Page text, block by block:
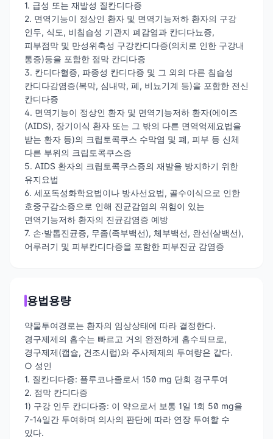
1. 급성 또는 재발성 질칸디다증
2. 면역기능이 정상인 환자 및 면역기능저하 환자의 구강
인두, 식도, 비침습성 기관지 폐감염과 칸디다뇨증,
피부점막 및 만성위축성 구강칸디다증(의치로 인한 구강내
통증)등을 포함한 점막 칸디다증
3. 칸디다혈증, 파종성 칸디다증 및 그 외의 다른 침습성
칸디다감염증(복막, 심내막, 폐, 비뇨기계 등)을 포함한 전신
칸디다증
4. 면역기능이 정상인 환자 및 면역기능저하 환자(에이즈
(AIDS), 장기이식 환자 또는 그 밖의 다른 면역억제요법을
받는 환자 등)의 크립토콕쿠스 수막염 및 폐, 피부 등 신체
다른 부위의 크립토콕쿠스증
5. AIDS 환자의 크립토콕쿠스증의 재발을 방지하기 위한
유지요법
6. 세포독성화학요법이나 방사선요법, 골수이식으로 인한
호중구감소증으로 인해 진균감염의 위험이 있는
면역기능저하 환자의 진균감염증 예방
7. 손·발톱진균증, 무좀(족부백선), 체부백선, 완선(샅백선),
어루러기 및 피부칸디다증을 포함한 피부진균 감염증
용법용량
약물투여경로는 환자의 임상상태에 따라 결정한다.
경구제제의 흡수는 빠르고 거의 완전하게 흡수되므로,
경구제제(캡슐, 건조시럽)와 주사제제의 투여량은 같다.
○ 성인
1. 질칸디다증: 플루코나졸로서 150 mg 단회 경구투여
2. 점막 칸디다증
1) 구강 인두 칸디다증: 이 약으로서 보통 1일 1회 50 mg을
7-14일간 투여하며 의사의 판단에 따라 연장 투여할 수
있다.